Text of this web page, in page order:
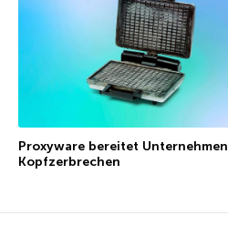
Proxyware bereitet Unternehmen
Kopfzerbrechen